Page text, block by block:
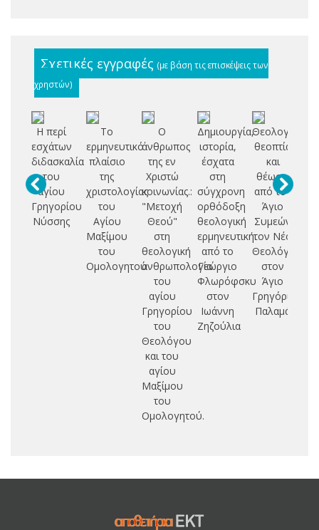
Σχετικές εγγραφές (με βάση τις επισκέψεις των
χρηστών)
Η περί
εσχάτων
διδασκαλία
του
αγίου
Γρηγορίου
Νύσσης
Το
ερμηνευτικό
πλαίσιο
της
χριστολογίας
του
Αγίου
Μαξίμου
του
Ομολογητού
Ο
άνθρωπος
της εν
Χριστώ
κοινωνίας.:
"Μετοχή
Θεού"
στη
θεολογική
ανθρωπολογία
του
αγίου
Γρηγορίου
του
Θεολόγου
και του
αγίου
Μαξίμου
του
Ομολογητού.
Δημιουργία,
ιστορία,
έσχατα
στη
σύγχρονη
ορθόδοξη
θεολογική
ερμηνευτική:
από το
Γεώργιο
Φλωρόφσκυ
στον
Ιωάννη
Ζηζούλια
Θεολογία,
θεοπτία
και
θέωση:
από τον
Άγιο
Συμεών
τον Νέο
Θεολόγο
στον
Άγιο
Γρηγόριο
Παλαμά